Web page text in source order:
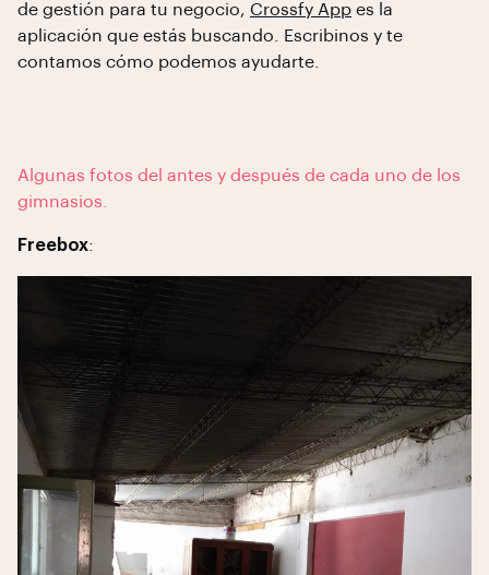
de gestión para tu negocio, Crossfy App es la
aplicación que estás buscando. Escribinos y te
contamos cómo podemos ayudarte.
Algunas fotos del antes y después de cada uno de los
gimnasios.
Freebox: